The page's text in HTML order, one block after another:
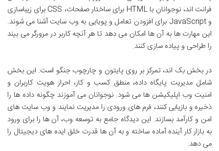
فرانت اند، نوجوانان با HTML برای ساختار صفحات، CSS برای زیباسازی
و JavaScript برای افزودن تعامل و پویایی به وب سایت آشنا می شوند.
این مهارت ها به آن ها امکان می دهد تا هر آنچه کاربر در مرورگر می بیند
را طراحی و پیاده سازی کنند.
در بخش بک اند، تمرکز بر روی پایتون و چارچوب جنگو است. این بخش
شامل مدیریت پایگاه داده، منطق کسب و کار، احراز هویت کاربران و
امنیت وب اپلیکیشن ها می شود. نوجوانان می آموزند چگونه داده ها را
ذخیره و بازیابی کنند، فرم های ورودی را مدیریت نمایند و وب سایت های
امن و کارآمد بسازند. این دیدگاه جامع به توسعه وب، آن ها را برای ورود
به بازار کار آینده آماده ساخته و به آن ها قدرت خلق ایده های دیجیتال را
می دهد.